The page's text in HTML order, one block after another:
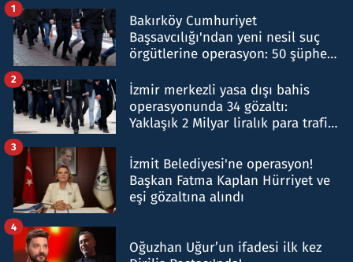
Bakırköy Cumhuriyet
Başsavcılığı'ndan yeni nesil suç
örgütlerine operasyon: 50 şüpheli
1
İzmir merkezli yasa dışı bahis
operasyonunda 34 gözaltı:
Yaklaşık 2 Milyar liralık para trafiği
2
İzmit Belediyesi'ne operasyon!
Başkan Fatma Kaplan Hürriyet ve
eşi gözaltına alındı
3
Oğuzhan Uğur’un ifadesi ilk kez
4